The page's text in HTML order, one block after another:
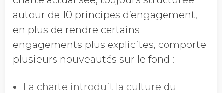
autour de 10 principes d’engagement,
en plus de rendre certains
engagements plus explicites, comporte
plusieurs nouveautés sur le fond :
La charte introduit la culture du